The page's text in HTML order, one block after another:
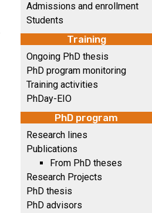
Admissions and enrollment
Students
Training
Ongoing PhD thesis
PhD program monitoring
Training activities
PhDay-EIO
PhD program
Research lines
Publications
From PhD theses
Research Projects
PhD thesis
PhD advisors